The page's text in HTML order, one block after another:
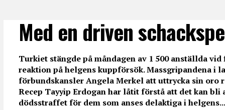
Med en driven
Turkiet stängde på måndagen av 1 500 anställda
reaktion på helgens kuppförsök. Massgripandena i
förbundskansler Angela Merkel att uttrycka sin oro
Recep Tayyip Erdogan har låtit förstå att det kan
dödsstraffet för dem som anses delaktiga i helgens...